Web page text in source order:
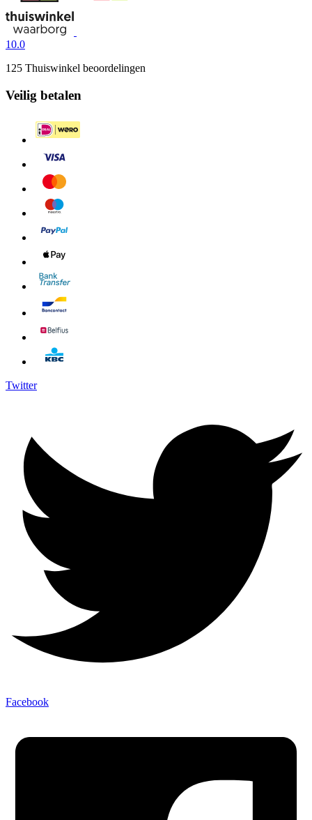
10.0
125 Thuiswinkel beoordelingen
Veilig betalen
Twitter
Facebook